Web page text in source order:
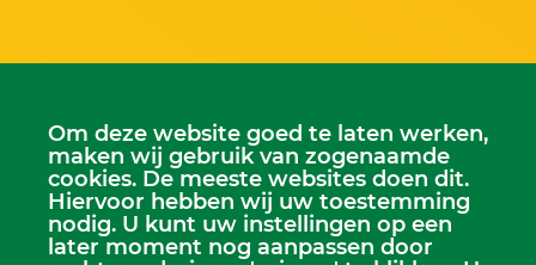
Scriba
Dhr. Leen Kruithof
scriba@kerkheerjansdam.nl
Om deze website goed te laten werken,
maken wij gebruik van zogenaamde
cookies. De meeste websites doen dit.
Hiervoor hebben wij uw toestemming
nodig. U kunt uw instellingen op een
later moment nog aanpassen door